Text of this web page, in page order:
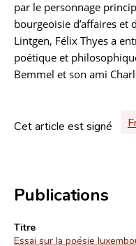
par le personnage
bourgeoisie d’affaires et
Lintgen, Félix Thyes a
poétique et
Bemmel et son ami
Cet article est signé
Publications
Titre
Essai sur la poésie